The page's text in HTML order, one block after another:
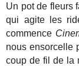
Un pot de fleurs
qui agite les
commence
nous ensorcelle
coup de fil de la